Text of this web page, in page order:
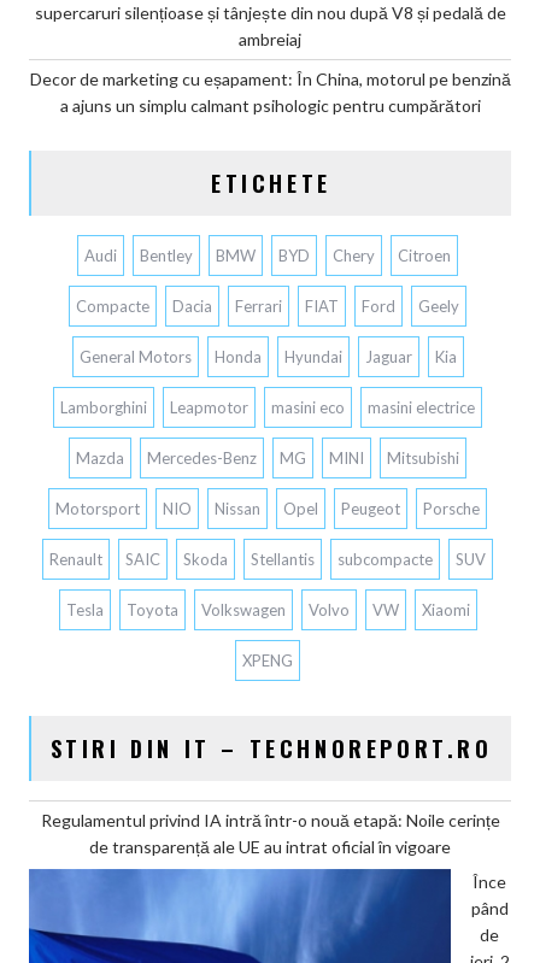
supercaruri silențioase și tânjește din nou după V8 și pedală de
ambreiaj
Decor de marketing cu eșapament: În China, motorul pe benzină
a ajuns un simplu calmant psihologic pentru cumpărători
ETICHETE
Audi Bentley BMW BYD Chery Citroen
Compacte Dacia Ferrari FIAT Ford Geely
General Motors Honda Hyundai Jaguar Kia
Lamborghini Leapmotor masini eco masini electrice
Mazda Mercedes-Benz MG MINI Mitsubishi
Motorsport NIO Nissan Opel Peugeot Porsche
Renault SAIC Skoda Stellantis subcompacte SUV
Tesla Toyota Volkswagen Volvo VW Xiaomi
XPENG
STIRI DIN IT – TECHNOREPORT.RO
Regulamentul privind IA intră într-o nouă etapă: Noile cerințe
de transparență ale UE au intrat oficial în vigoare
Înce
pând
de